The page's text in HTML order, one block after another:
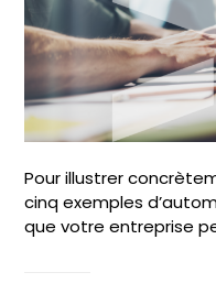
Pour illustrer
cinq exemples
que votre entreprise